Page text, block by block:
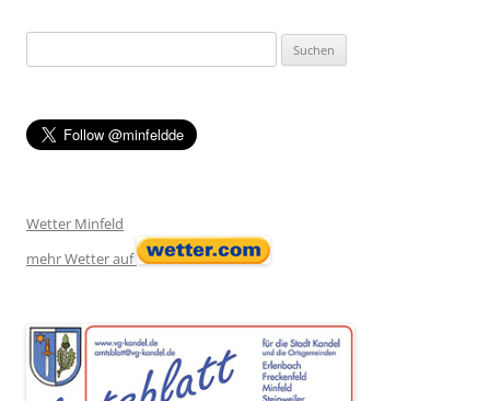
nach:
Wetter Minfeld
mehr Wetter auf